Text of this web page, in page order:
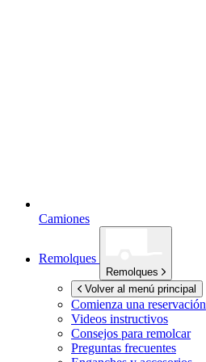
Camiones
Remolques
Remolques
Volver al menú principal
Comienza una reservación
Videos instructivos
Consejos para remolcar
Preguntas frecuentes